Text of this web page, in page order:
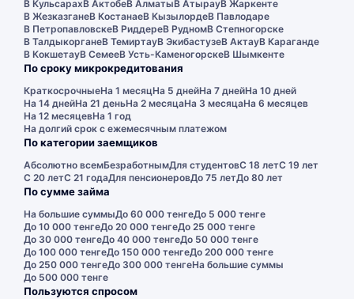
В КульсарахВ АктобеВ АлматыВ АтырауВ Жаркенте
В ЖезказганеВ КостанаеВ КызылордеВ Павлодаре
В ПетропавловскеВ РиддереВ РудномВ Степногорске
В ТалдыкорганеВ ТемиртауВ ЭкибастузеВ АктауВ Караганде
В КокшетауВ СемееВ Усть-КаменогорскеВ Шымкенте
По сроку микрокредитования
КраткосрочныеНа 1 месяцНа 5 днейНа 7 днейНа 10 дней
На 14 днейНа 21 деньНа 2 месяцаНа 3 месяцаНа 6 месяцев
На 12 месяцевНа 1 год
На долгий срок с ежемесячным платежом
По категории заемщиков
Абсолютно всемБезработнымДля студентовС 18 летС 19 лет
С 20 летС 21 годаДля пенсионеровДо 75 летДо 80 лет
По сумме займа
На большие суммыДо 60 000 тенгеДо 5 000 тенге
До 10 000 тенгеДо 20 000 тенгеДо 25 000 тенге
До 30 000 тенгеДо 40 000 тенгеДо 50 000 тенге
До 100 000 тенгеДо 150 000 тенгеДо 200 000 тенге
До 250 000 тенгеДо 300 000 тенгеНа большие суммы
До 500 000 тенге
Пользуются спросом